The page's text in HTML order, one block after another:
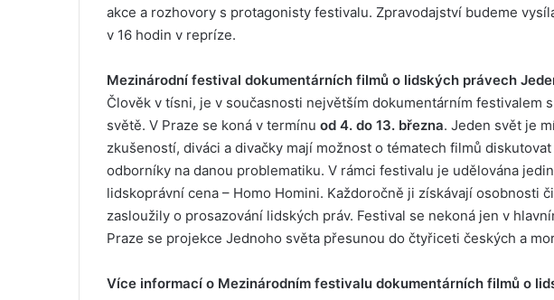
akce a rozhovory s protagonisty festivalu. Zpravodajství budeme
v 16 hodin v repríze.
Mezinárodní festival dokumentárních filmů o lidských právech
Člověk v tísni, je v současnosti největším dokumentárním festivalem
světě. V Praze se koná v termínu od 4. do 13. března. Jeden svět je
zkušeností, diváci a divačky mají možnost o tématech filmů
odborníky na danou problematiku. V rámci festivalu je udělována
lidskoprávní cena – Homo Homini. Každoročně ji získávají osobnosti
zasloužily o prosazování lidských práv. Festival se nekoná jen v
Praze se projekce Jednoho světa přesunou do čtyřiceti českých a
Více informací o Mezinárodním festivalu dokumentárních filmů o